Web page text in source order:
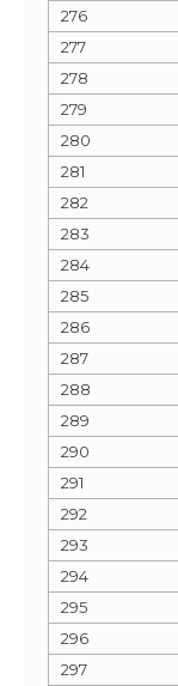
276
277
278
279
280
281
282
283
284
285
286
287
288
289
290
291
292
293
294
295
296
297